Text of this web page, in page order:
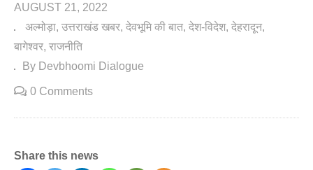
AUGUST 21, 2022
अल्मोड़ा उत्तराखंड खबर देवभूमि की बात देश-विदेश देहरादून
बागेश्वर राजनीति
By Devbhoomi Dialogue
0 Comments
Share this news